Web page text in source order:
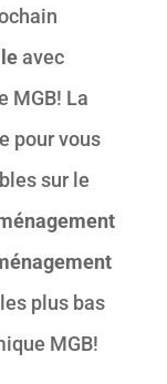
avec
MGB! La
pour vous
sur le
plus bas
MGB!